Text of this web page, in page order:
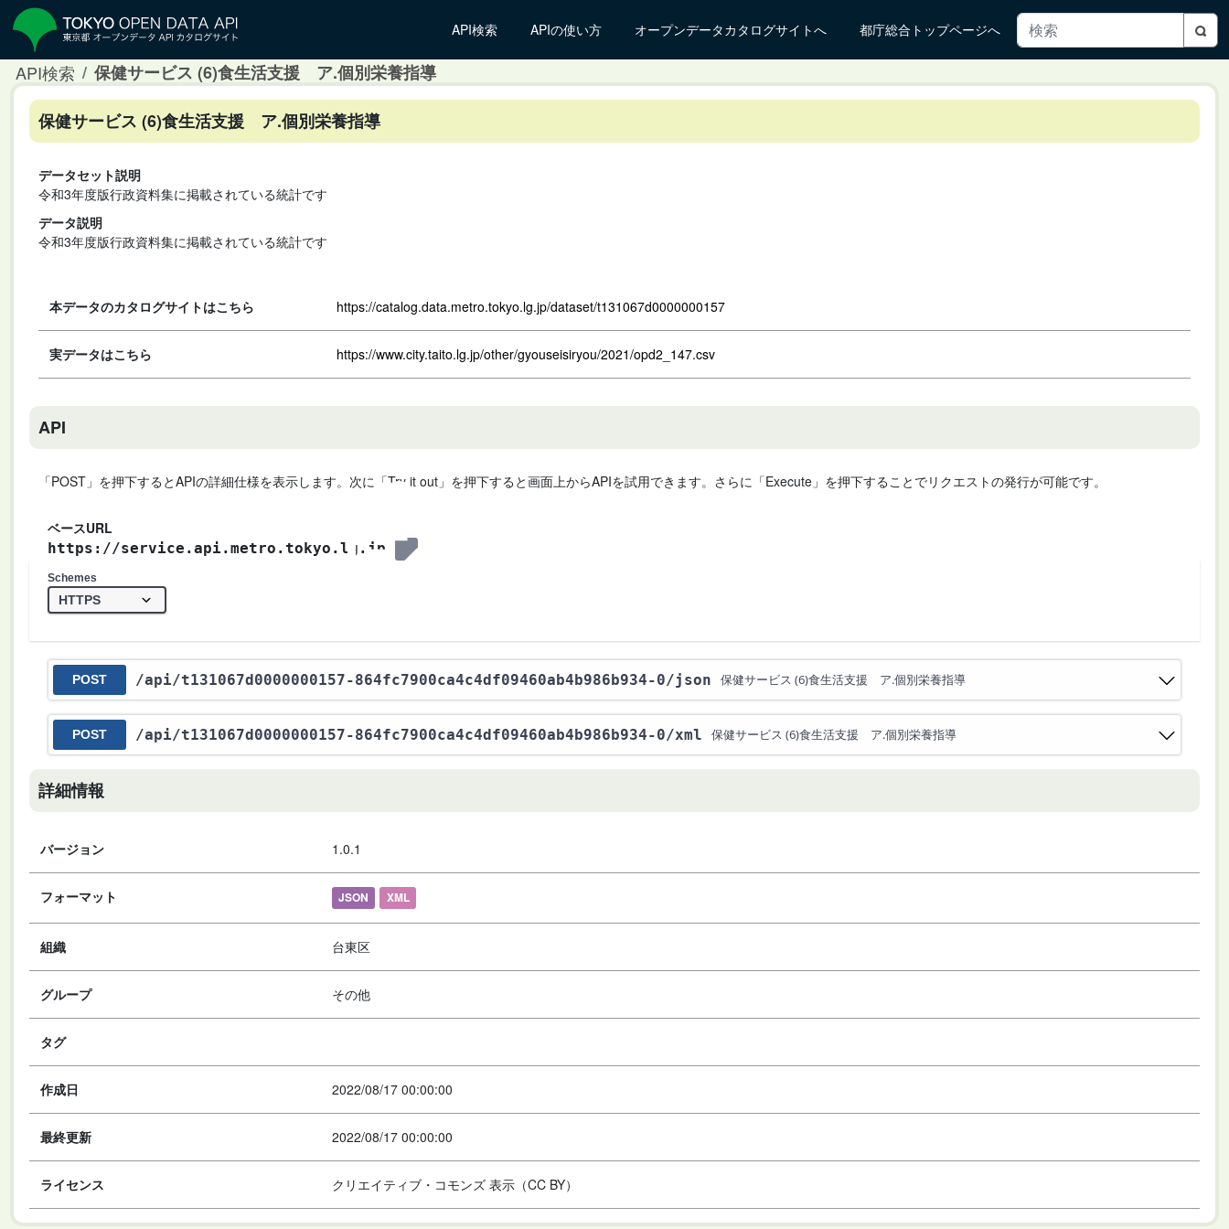
API検索 APIの使い方 オープンデータカタログサイトへ 都庁総合トップページへ
API検索 保健サービス (6)食生活支援 ア.個別栄養指導
保健サービス (6)食生活支援 ア.個別栄養指導
データセット説明
令和3年度版行政資料集に掲載されている統計です
データ説明
令和3年度版行政資料集に掲載されている統計です
本データのカタログサイトはこちら https://catalog.data.metro.tokyo.lg.jp/dataset/t131067d0000000157
実データはこちら https://www.city.taito.lg.jp/other/gyouseisiryou/2021/opd2_147.csv
API
「POST」を押下するとAPIの詳細仕様を表示します。次に「Try it out」を押下すると画面上からAPIを試用できます。さらに「Execute」を押下することでリクエストの発行が可能です。
ベースURL
https://service.api.metro.tokyo.lg.jp
Schemes
POST /api/t131067d0000000157-864fc7900ca4c4df09460ab4b986b934-0/json 保健サービス (6)食生活支援 ア.個別栄養指導
POST /api/t131067d0000000157-864fc7900ca4c4df09460ab4b986b934-0/xml 保健サービス (6)食生活支援 ア.個別栄養指導
詳細情報
バージョン 1.0.1
フォーマット JSON XML
組織 台東区
グループ その他
タグ
作成日 2022/08/17 00:00:00
最終更新 2022/08/17 00:00:00
ライセンス クリエイティブ・コモンズ 表示（CC BY）